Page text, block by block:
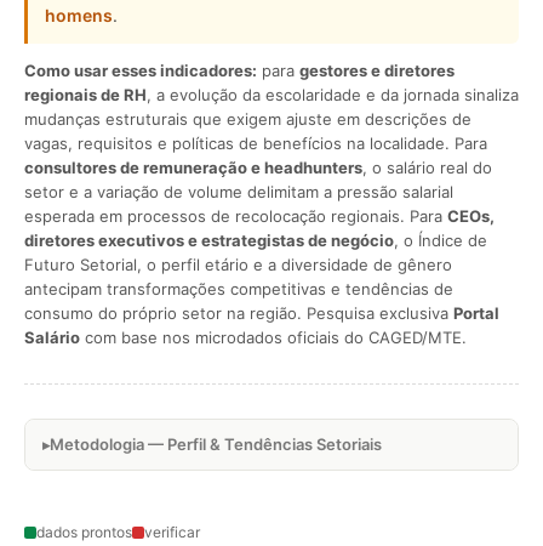
homens.
Como usar esses indicadores: para gestores e diretores
regionais de RH, a evolução da escolaridade e da jornada sinaliza
mudanças estruturais que exigem ajuste em descrições de
vagas, requisitos e políticas de benefícios na localidade. Para
consultores de remuneração e headhunters, o salário real do
setor e a variação de volume delimitam a pressão salarial
esperada em processos de recolocação regionais. Para CEOs,
diretores executivos e estrategistas de negócio, o Índice de
Futuro Setorial, o perfil etário e a diversidade de gênero
antecipam transformações competitivas e tendências de
consumo do próprio setor na região. Pesquisa exclusiva Portal
Salário com base nos microdados oficiais do CAGED/MTE.
Metodologia — Perfil & Tendências Setoriais
dados prontos verificar